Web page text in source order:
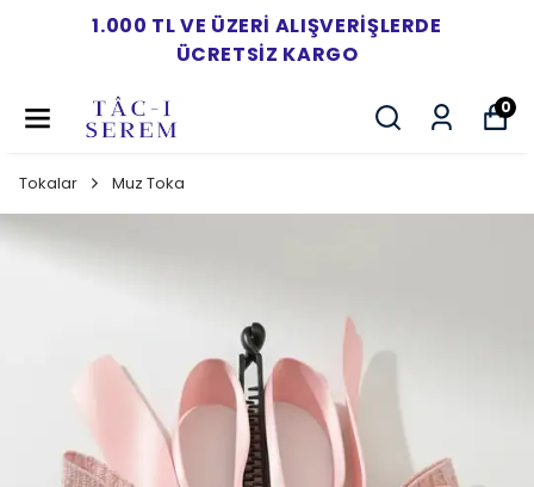
1.000 TL VE ÜZERI ALIŞVERIŞLERDE
ÜCRETSIZ KARGO
0
Tokalar Muz Toka